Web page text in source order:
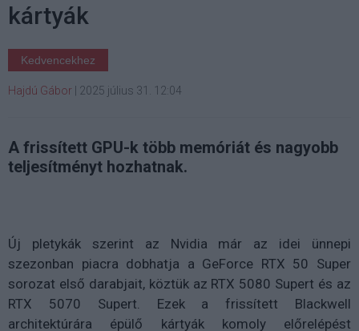
kártyák
Kedvencekhez
Hajdú Gábor 2025 július 31. 12:04
A frissített GPU-k több memóriát és nagyobb
teljesítményt hozhatnak.
Új pletykák szerint az Nvidia már az idei ünnepi
szezonban piacra dobhatja a GeForce RTX 50 Super
sorozat első darabjait, köztük az RTX 5080 Supert és az
RTX 5070 Supert. Ezek a frissített Blackwell
architektúrára épülő kártyák komoly előrelépést